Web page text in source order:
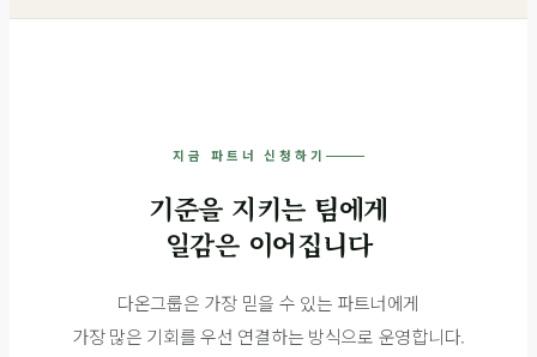
지금 파트너 신청하기
기준을 지키는 팀에게
일감은 이어집니다
다온그룹은 가장 믿을 수 있는 파트너에게
가장 많은 기회를 우선 연결하는 방식으로 운영합니다.